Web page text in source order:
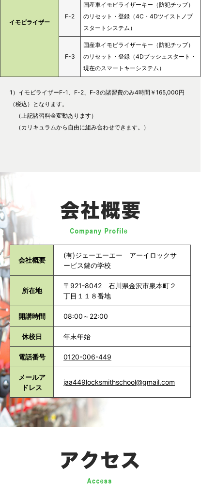
イモビライザー
F-2
国産車イモビライザーキー（防犯チップ）
のリセット・登録（4C・4Dツイストノブ
スタートシステム）
F-3
国産車イモビライザーキー（防犯チップ）
のリセット・登録（4Dプッシュスタート・
現在のスマートキーシステム）
1）イモビライザーF-1、F-2、F-3の諸習費のみ4時間￥165,000円
（税込）となります。
（上記諸習料金変動あります）
（カリキュラムから自由に組み合わせできます。）
会社概要
(有)ジェーエーエー アーイロックサ
ービス鍵の学校
所在地
〒921-8042 石川県金沢市泉本町２
丁目１１８番地
開講時間 08:00～22:00
休校日 年末年始
電話番号 0120-006-449
メールア
ドレス
jaa449locksmithschool@gmail.com